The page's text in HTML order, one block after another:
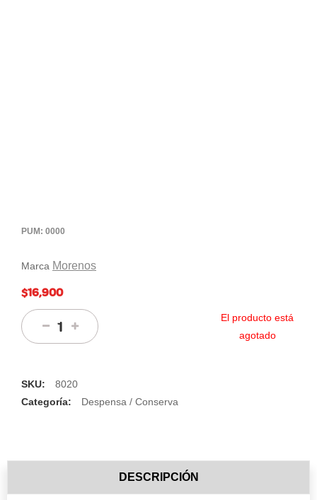
PUM: 0000
Marca Morenos
$16,900
El producto está
agotado
SKU:
8020
Categoría:
Despensa / Conserva
DESCRIPCIÓN